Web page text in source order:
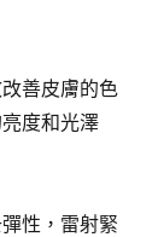
善皮膚的色
度和光澤
性，雷射緊